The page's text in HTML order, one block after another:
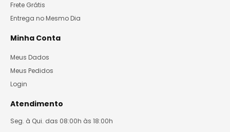
Frete Grátis
Entrega no Mesmo Dia
Minha Conta
Meus Dados
Meus Pedidos
Login
Atendimento
Seg. à Qui. das 08:00h às 18:00h